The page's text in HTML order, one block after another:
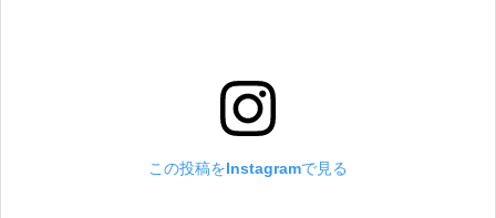
この投稿をInstagramで見る